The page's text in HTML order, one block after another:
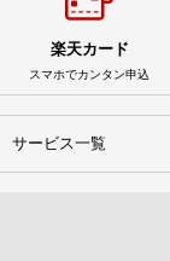
楽天カード
スマホでカンタン申込
サービス一覧